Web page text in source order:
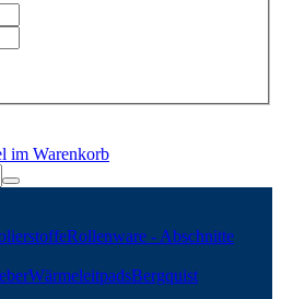
im Warenkorb
Rollenware - Abschnitte
WärmeleitpadsBergquist